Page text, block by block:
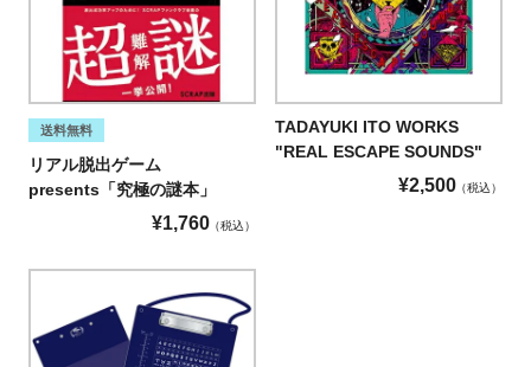
送料無料
リアル脱出ゲーム
presents「究極の謎本」
¥1,760 税込
TADAYUKI ITO WORKS
"REAL ESCAPE SOUNDS"
¥2,500 税込